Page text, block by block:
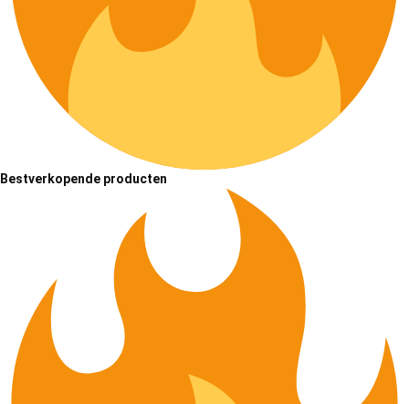
Bestverkopende producten